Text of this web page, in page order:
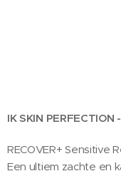
IK SKIN PERFECTION
RECOVER+ Sensitive
Een ultiem zachte en